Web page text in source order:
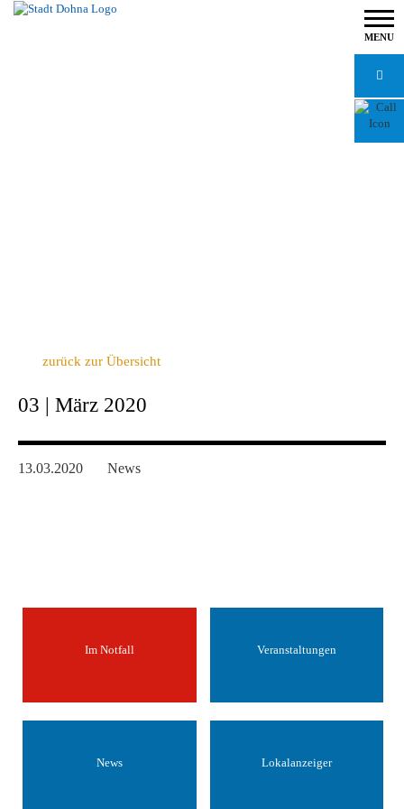
MENU
zurück zur Übersicht
03 | März 2020
13.03.2020 News
Im Notfall Veranstaltungen
News Lokalanzeiger